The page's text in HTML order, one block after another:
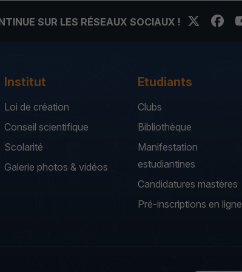
SUR LES RÉSEAUX SOCIAUX !
Institut
Loi de création
Conseil scientifique
Scolarité
Galerie photos & vidéos
Etudiants
Clubs
Bibliothèque
Manifestation
estudiantines
Candidatures mastères
Pré-inscriptions en ligne